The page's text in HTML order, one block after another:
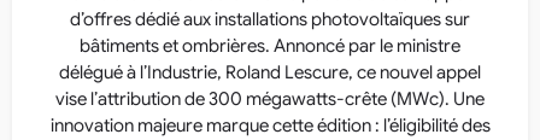
d’offres dédié aux installations photovoltaïques sur
bâtiments et ombrières. Annoncé par le ministre
délégué à l’Industrie, Roland Lescure, ce nouvel appel
vise l’attribution de 300 mégawatts-crête (MWc). Une
innovation majeure marque cette édition : l’éligibilité des